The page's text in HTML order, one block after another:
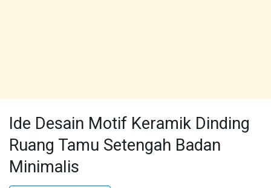
Ide Desain Motif Keramik Dinding
Ruang Tamu Setengah Badan
Minimalis